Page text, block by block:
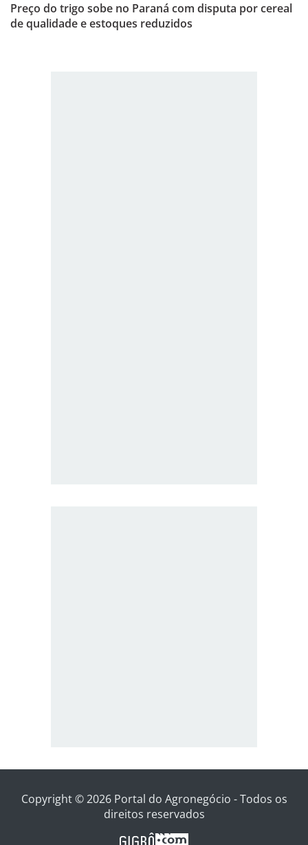
Preço do trigo sobe no Paraná com disputa por cereal
de qualidade e estoques reduzidos
Copyright © 2026 Portal do Agronegócio - Todos os
direitos reservados